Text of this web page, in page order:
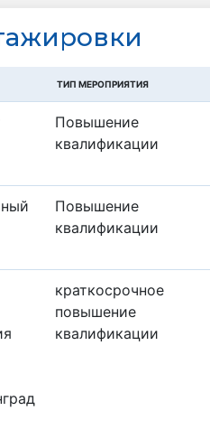
ТИП МЕРОПРИЯТИЯ
Повышение
квалификации
Повышение
квалификации
краткосрочное
повышение
квалификации